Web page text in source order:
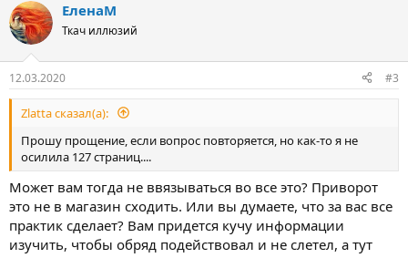
к
ц
и
ЕленаМ
Ткач иллюзий
12.03.2020 #3
Zlatta сказал(а):
Прошу прощение, если вопрос повторяется, но как-то я не
осилила 127 страниц....
Может вам тогда не ввязываться во все это? Приворот
это не в магазин сходить. Или вы думаете, что за вас все
практик сделает? Вам придется кучу информации
изучить, чтобы обряд подействовал и не слетел, а тут